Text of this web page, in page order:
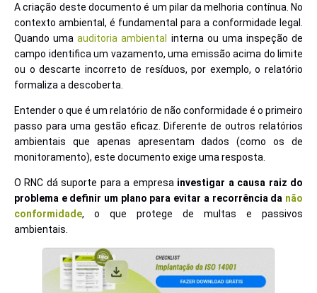
A criação deste documento é um pilar da melhoria contínua. No
contexto ambiental, é fundamental para a conformidade legal.
Quando umaauditoria ambiental
interna ou uma inspeção de
campo identifica um vazamento, uma emissão acima do limite
ou o descarte incorreto de resíduos, por exemplo, o relatório
formaliza a descoberta.
Entender o que é um relatório de não conformidade é o primeiro
passo para uma gestão eficaz. Diferente de outros relatórios
ambientais que apenas apresentam dados (como os de
monitoramento), este documento exige uma resposta.
O RNC dá suporte para a empresa investigar a causa raiz do
problema e definir um plano para evitar a recorrência da não
conformidade, o que protege de multas e passivos
ambientais.